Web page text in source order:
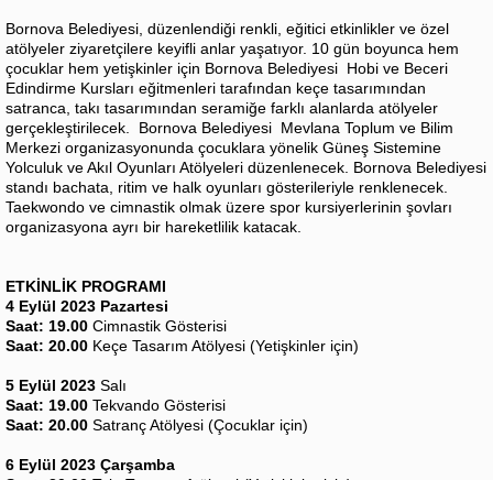
Bornova Belediyesi, düzenlendiği renkli, eğitici etkinlikler ve özel
atölyeler ziyaretçilere keyifli anlar yaşatıyor. 10 gün boyunca hem
çocuklar hem yetişkinler için Bornova Belediyesi Hobi ve Beceri
Edindirme Kursları eğitmenleri tarafından keçe tasarımından
satranca, takı tasarımından seramiğe farklı alanlarda atölyeler
gerçekleştirilecek. Bornova Belediyesi Mevlana Toplum ve Bilim
Merkezi organizasyonunda çocuklara yönelik Güneş Sistemine
Yolculuk ve Akıl Oyunları Atölyeleri düzenlenecek. Bornova Belediyesi
standı bachata, ritim ve halk oyunları gösterileriyle renklenecek.
Taekwondo ve cimnastik olmak üzere spor kursiyerlerinin şovları
organizasyona ayrı bir hareketlilik katacak.
ETKİNLİK PROGRAMI
4 Eylül 2023 Pazartesi
Saat: 19.00 Cimnastik Gösterisi
Saat: 20.00 Keçe Tasarım Atölyesi (Yetişkinler için)
5 Eylül 2023 Salı
Saat: 19.00 Tekvando Gösterisi
Saat: 20.00 Satranç Atölyesi (Çocuklar için)
6 Eylül 2023 Çarşamba